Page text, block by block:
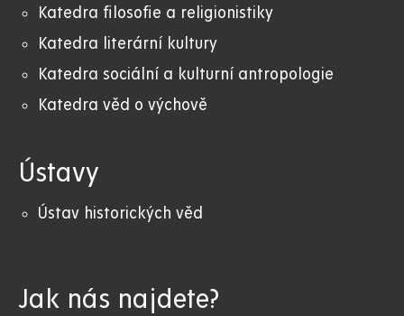
Katedra filosofie a religionistiky
Katedra literární kultury
Katedra sociální a kulturní antropologie
Katedra věd o výchově
Ústavy
Ústav historických věd
Jak nás najdete?